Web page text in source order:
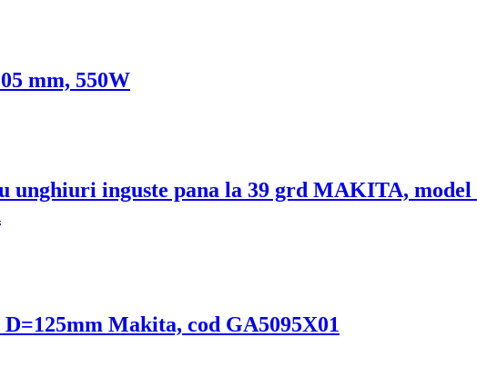
mm, 550W
inguste pana la 39 grd MAKITA, model
Makita, cod GA5095X01